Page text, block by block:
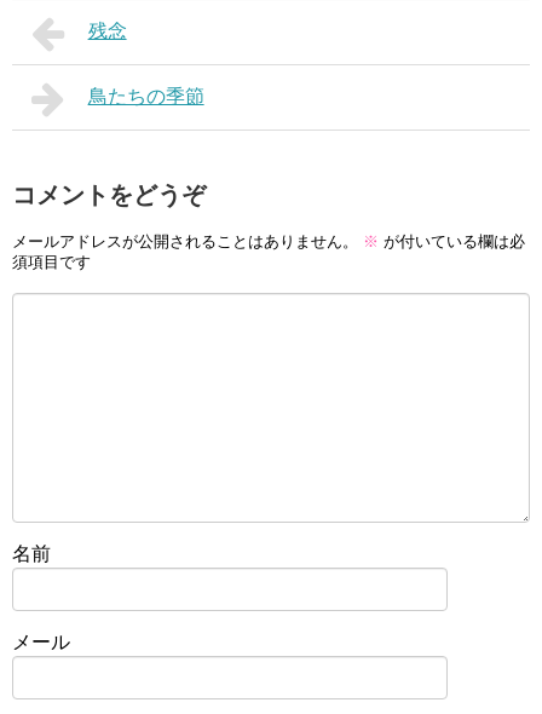
残念
鳥たちの季節
コメントをどうぞ
メールアドレスが公開されることはありません。 ※ が付いている欄は必
須項目です
名前
メール